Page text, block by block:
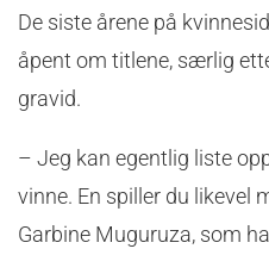
De siste årene på
åpent om titlene, særlig
gravid.
– Jeg kan egentlig liste
vinne. En spiller du likevel
Garbine Muguruza, som